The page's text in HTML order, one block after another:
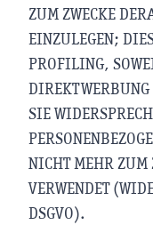
ZUM ZWECKE
EINZULEGEN;
PROFILING,
SIE
NICHT MEHR ZUM
VERWENDET
DSGVO).